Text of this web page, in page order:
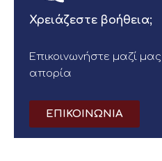
Χρειάζεστε βοήθεια;
Επικοινωνήστε μαζί
απορία
ΕΠΙΚΟΙΝΩΝΙΑ